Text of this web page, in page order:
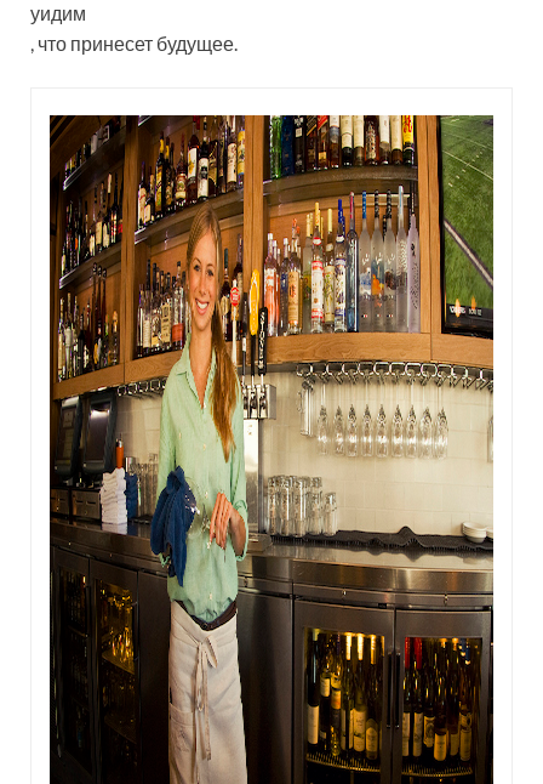
уидим
, что принесет будущее.